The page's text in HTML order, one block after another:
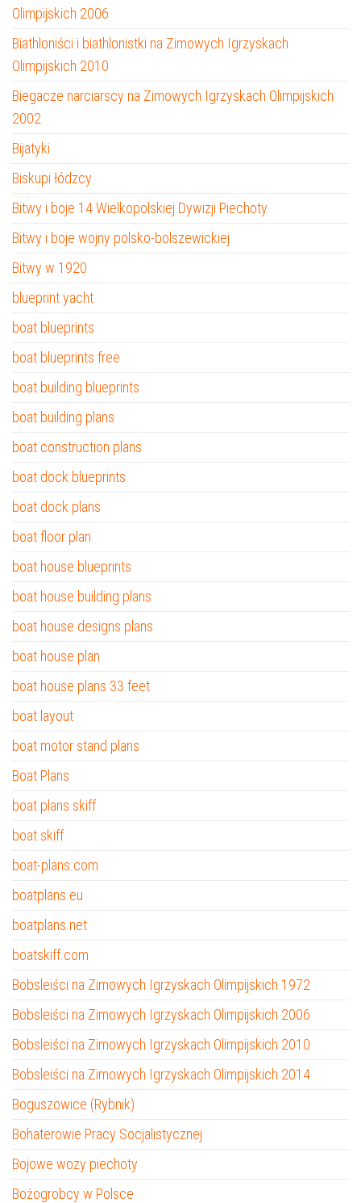
Olimpijskich 2006
Biathloniści i biathlonistki na Zimowych Igrzyskach
Olimpijskich 2010
Biegacze narciarscy na Zimowych Igrzyskach Olimpijskich
2002
Bijatyki
Biskupi łódzcy
Bitwy i boje 14 Wielkopolskiej Dywizji Piechoty
Bitwy i boje wojny polsko-bolszewickiej
Bitwy w 1920
blueprint yacht
boat blueprints
boat blueprints free
boat building blueprints
boat building plans
boat construction plans
boat dock blueprints
boat dock plans
boat floor plan
boat house blueprints
boat house building plans
boat house designs plans
boat house plan
boat house plans 33 feet
boat layout
boat motor stand plans
Boat Plans
boat plans skiff
boat skiff
boat-plans.com
boatplans.eu
boatplans.net
boatskiff.com
Bobsleiści na Zimowych Igrzyskach Olimpijskich 1972
Bobsleiści na Zimowych Igrzyskach Olimpijskich 2006
Bobsleiści na Zimowych Igrzyskach Olimpijskich 2010
Bobsleiści na Zimowych Igrzyskach Olimpijskich 2014
Boguszowice (Rybnik)
Bohaterowie Pracy Socjalistycznej
Bojowe wozy piechoty
Bożogrobcy w Polsce